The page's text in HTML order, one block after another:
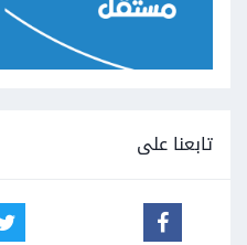
تابعنا على